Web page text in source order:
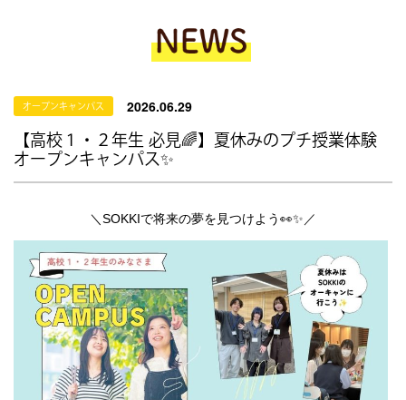
オープンキャンパス 2026.06.29
【高校１・２年生 必見🌈】夏休みのプチ授業体験
オープンキャンパス✨
＼SOKKIで将来の夢を見つけよう👀✨／